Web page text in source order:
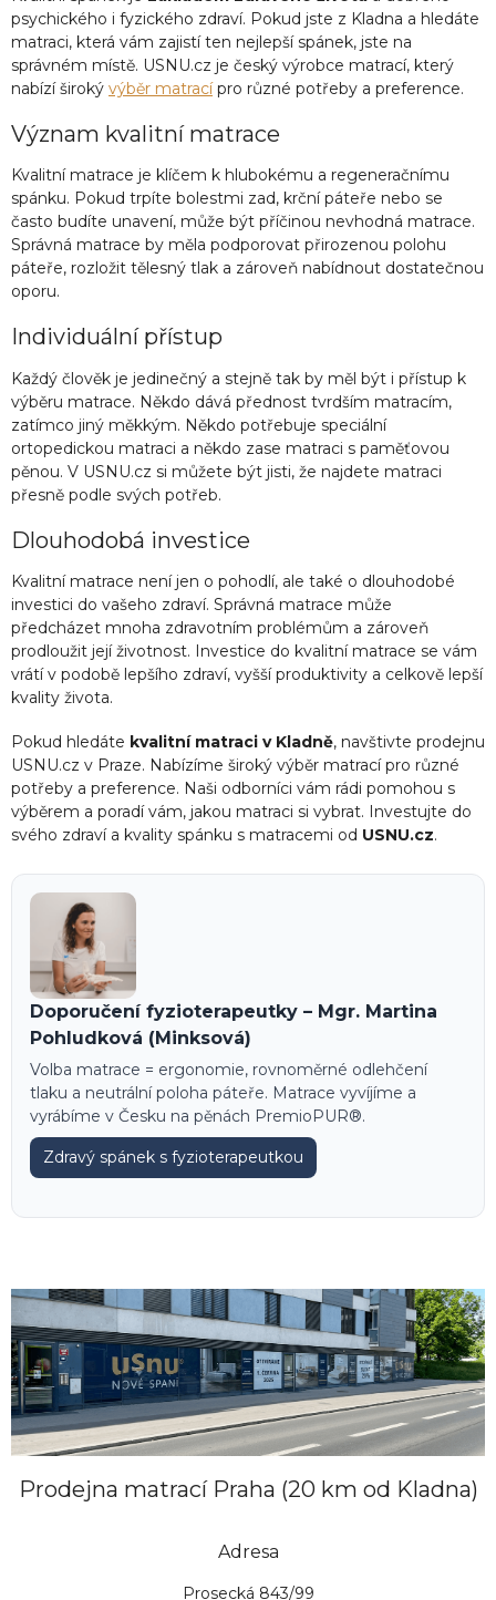
psychického i fyzického zdraví. Pokud jste z Kladna a hledáte
matraci, která vám zajistí ten nejlepší spánek, jste na
správném místě. USNU.cz je český výrobce matrací, který
nabízí široký výběr matracípro různé potřeby a preference.
Význam kvalitní matrace
Kvalitní matrace je klíčem k hlubokému a regeneračnímu
spánku. Pokud trpíte bolestmi zad, krční páteře nebo se
často budíte unavení, může být příčinou nevhodná matrace.
Správná matrace by měla podporovat přirozenou polohu
páteře, rozložit tělesný tlak a zároveň nabídnout dostatečnou
oporu.
Individuální přístup
Každý člověk je jedinečný a stejně tak by měl být i přístup k
výběru matrace. Někdo dává přednost tvrdším matracím,
zatímco jiný měkkým. Někdo potřebuje speciální
ortopedickou matraci a někdo zase matraci s paměťovou
pěnou. V USNU.cz si můžete být jisti, že najdete matraci
přesně podle svých potřeb.
Dlouhodobá investice
Kvalitní matrace není jen o pohodlí, ale také o dlouhodobé
investici do vašeho zdraví. Správná matrace může
předcházet mnoha zdravotním problémům a zároveň
prodloužit její životnost. Investice do kvalitní matrace se vám
vrátí v podobě lepšího zdraví, vyšší produktivity a celkově lepší
kvality života.
Pokud hledáte kvalitní matraci v Kladně, navštivte prodejnu
USNU.cz v Praze. Nabízíme široký výběr matrací pro různé
potřeby a preference. Naši odborníci vám rádi pomohou s
výběrem a poradí vám, jakou matraci si vybrat. Investujte do
svého zdraví a kvality spánku s matracemi od USNU.cz.
Doporučení fyzioterapeutky – Mgr. Martina
Pohludková (Minksová)
Volba matrace = ergonomie, rovnoměrné odlehčení
tlaku a neutrální poloha páteře. Matrace vyvíjíme a
vyrábíme v Česku na pěnách PremioPUR®.
Zdravý spánek s fyzioterapeutkou
Prodejna matrací Praha (20 km od Kladna)
Adresa
Prosecká 843/99